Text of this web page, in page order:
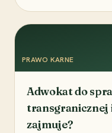
PRAWO KARNE
Adwokat do
transgranicznej
zajmuje?